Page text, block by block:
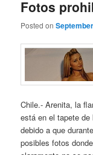
Fotos
Posted on
Chile.- Arenita, la
está en el tapete
debido a que
posibles fotos